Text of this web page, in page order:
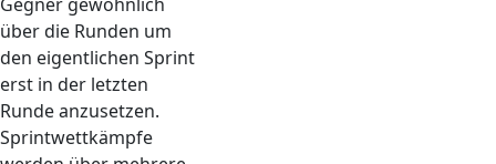
über die Runden um
den eigentlichen Sprint
erst in der letzten
Runde anzusetzen.
Sprintwettkämpfe